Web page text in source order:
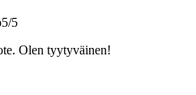
5/5
Olen tyytyväinen!